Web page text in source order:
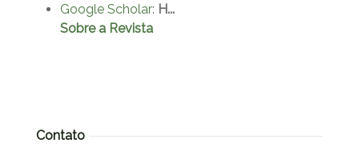
Google Scholar: H...
Sobre a Revista
Contato